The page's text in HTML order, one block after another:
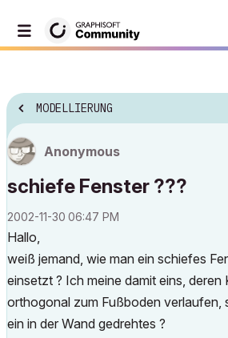
MODELLIERUNG
Anonymous
schiefe Fenster ???
‎2002-11-30 06:47 PM
Hallo,
weiß jemand, wie man ein schiefes
einsetzt ? Ich meine damit eins, deren
orthogonal zum Fußboden verlaufen,
ein in der Wand gedrehtes ?